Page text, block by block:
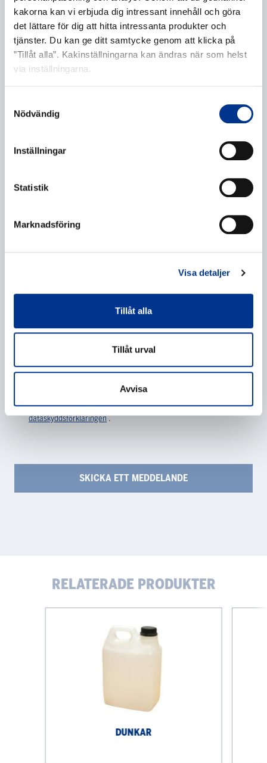
kakorna kan vi erbjuda dig intressant innehåll och göra
det lättare för dig att hitta intressanta produkter och
tjänster. Du kan ge ditt samtycke genom att klicka på
”Tillåt alla”. Kakinställningarna kan ändras när som helst
via inställningarna.
Nödvändig
Inställningar
Statistik
Marknadsföring
Visa detaljer
Tillåt alla
Tillåt urval
Avvisa
Namn *
Företag *
Behandling av personuppgifter *
Jag ger mitt samtycke till behandlingen av mina
personuppgifter enligt beskrivningen i
dataskyddsförklaringen.
RELATERADE PRODUKTER
DUNKAR